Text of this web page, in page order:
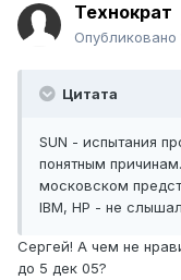
Технократ
Опубликовано
Цитата
SUN - испытания
понятным
московском
IBM, HP - не
Сергей! А чем не
до 5 дек 05?